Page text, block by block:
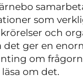
som
och
det ger en
om
om det.